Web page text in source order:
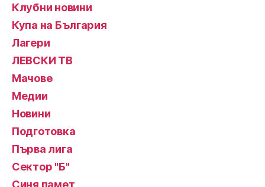
Клубни новини
Купа на България
Лагери
ЛЕВСКИ ТВ
Мачове
Медии
Новини
Подготовка
Първа лига
Сектор "Б"
Синя памет